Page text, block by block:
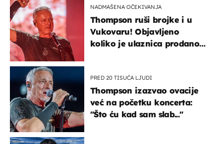
NADMAŠENA OČEKIVANJA
Thompson ruši brojke i u
Vukovaru! Objavljeno
koliko je ulaznica prodano
PRED 20 TISUĆA LJUDI
Thompson izazvao ovacije
već na početku koncerta:
"Što ću kad sam slab..."